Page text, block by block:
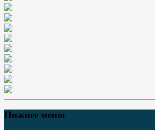
Нижнее меню